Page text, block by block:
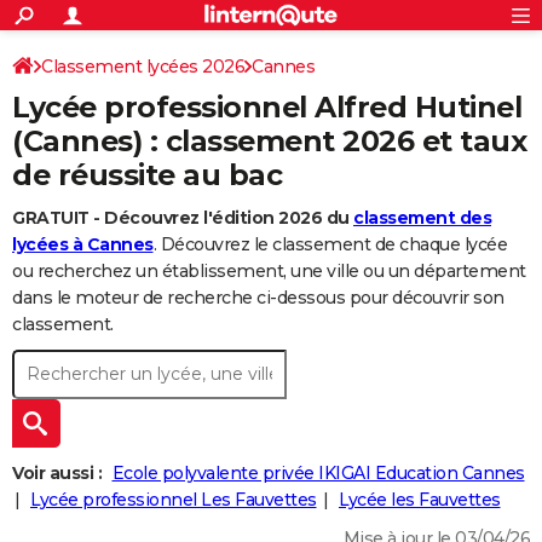
ACTUALITÉS
Politique
Société
Faits Divers
Education
Monde
Villes
+
SPORT
Coupe du monde 2026
Football
Tennis
Cyclisme
Rugby
Forum
CULTURE
Programme TV
TNT
Streaming
Cinéma
Sorties cinéma
Musique
+
FINANCE
Retraite
Impôts
Epargne
Immobilier
Risques naturels par ville
Banque
Assurance
Crédit
AUTO
Essais
Réserver un essai
Citadines
Berlines
SUV
Forum auto
+
HIGH-TECH
Mobiles
Meilleur smartphone
Internet
Ordinateurs
Jeux vidéo
Guide high-tech
+
BRICOLAGE
Forum
Aménagement intérieur
Extérieur
Cuisine
Salle de bains
Jardinage
Rangement
WEEK-END
Guides de France
Escapades
Patrimoine
Expositions
Musées
Week-end nature
+LIFESTYLE
Art de vivre
Bien-être
Loisirs
Mode
Modes de vie
+SANTE
S'inscrire
Connexion
Classement lycées 2026 Cannes
Lycée professionnel Alfred Hutinel
(Cannes) : classement 2026 et taux
de réussite au bac
GRATUIT - Découvrez l'édition 2026 du classement des
lycées à Cannes. Découvrez le classement de chaque lycée
ou recherchez un établissement, une ville ou un département
dans le moteur de recherche ci-dessous pour découvrir son
classement.
Voir aussi : Ecole polyvalente privée IKIGAI Education Cannes
Lycée professionnel Les Fauvettes
Lycée les Fauvettes